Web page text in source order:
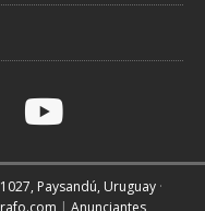
Paysandú, Uruguay·